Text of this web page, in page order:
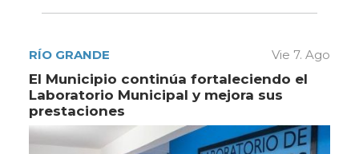
RÍO GRANDE Vie 7. Ago
El Municipio continúa fortaleciendo el
Laboratorio Municipal y mejora sus
prestaciones